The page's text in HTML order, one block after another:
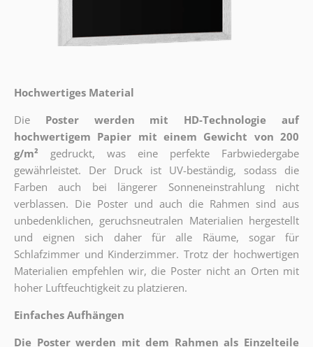
Hochwertiges Material
Die
Poster werden mit HD-Technologie auf
hochwertigem Papier mit einem Gewicht von 200
g/m²
gedruckt, was eine perfekte Farbwiedergabe
gewährleistet. Der Druck ist UV-beständig, sodass die
Farben auch bei längerer Sonneneinstrahlung nicht
verblassen. Die Poster und auch die Rahmen sind aus
unbedenklichen, geruchsneutralen Materialien hergestellt
und eignen sich daher für alle Räume, sogar für
Schlafzimmer und Kinderzimmer. Trotz der hochwertigen
Materialien empfehlen wir, die Poster nicht an Orten mit
hoher Luftfeuchtigkeit zu platzieren.
Einfaches Aufhängen
Die Poster werden mit dem Rahmen als Einzelteile